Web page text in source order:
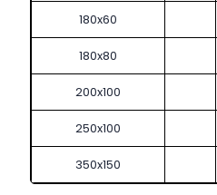
180x60
180x80
200x100
250x100
350x150